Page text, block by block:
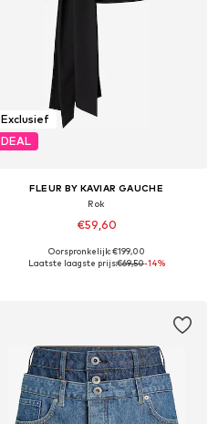
Exclusief
DEAL
FLEUR BY KAVIAR GAUCHE
Rok
€59,60
Beschikbare maten: 34, 36, 38, 40, 42, 44
Oorspronkelijk: €199,00
Laatste laagste prijs:€69,50-14%